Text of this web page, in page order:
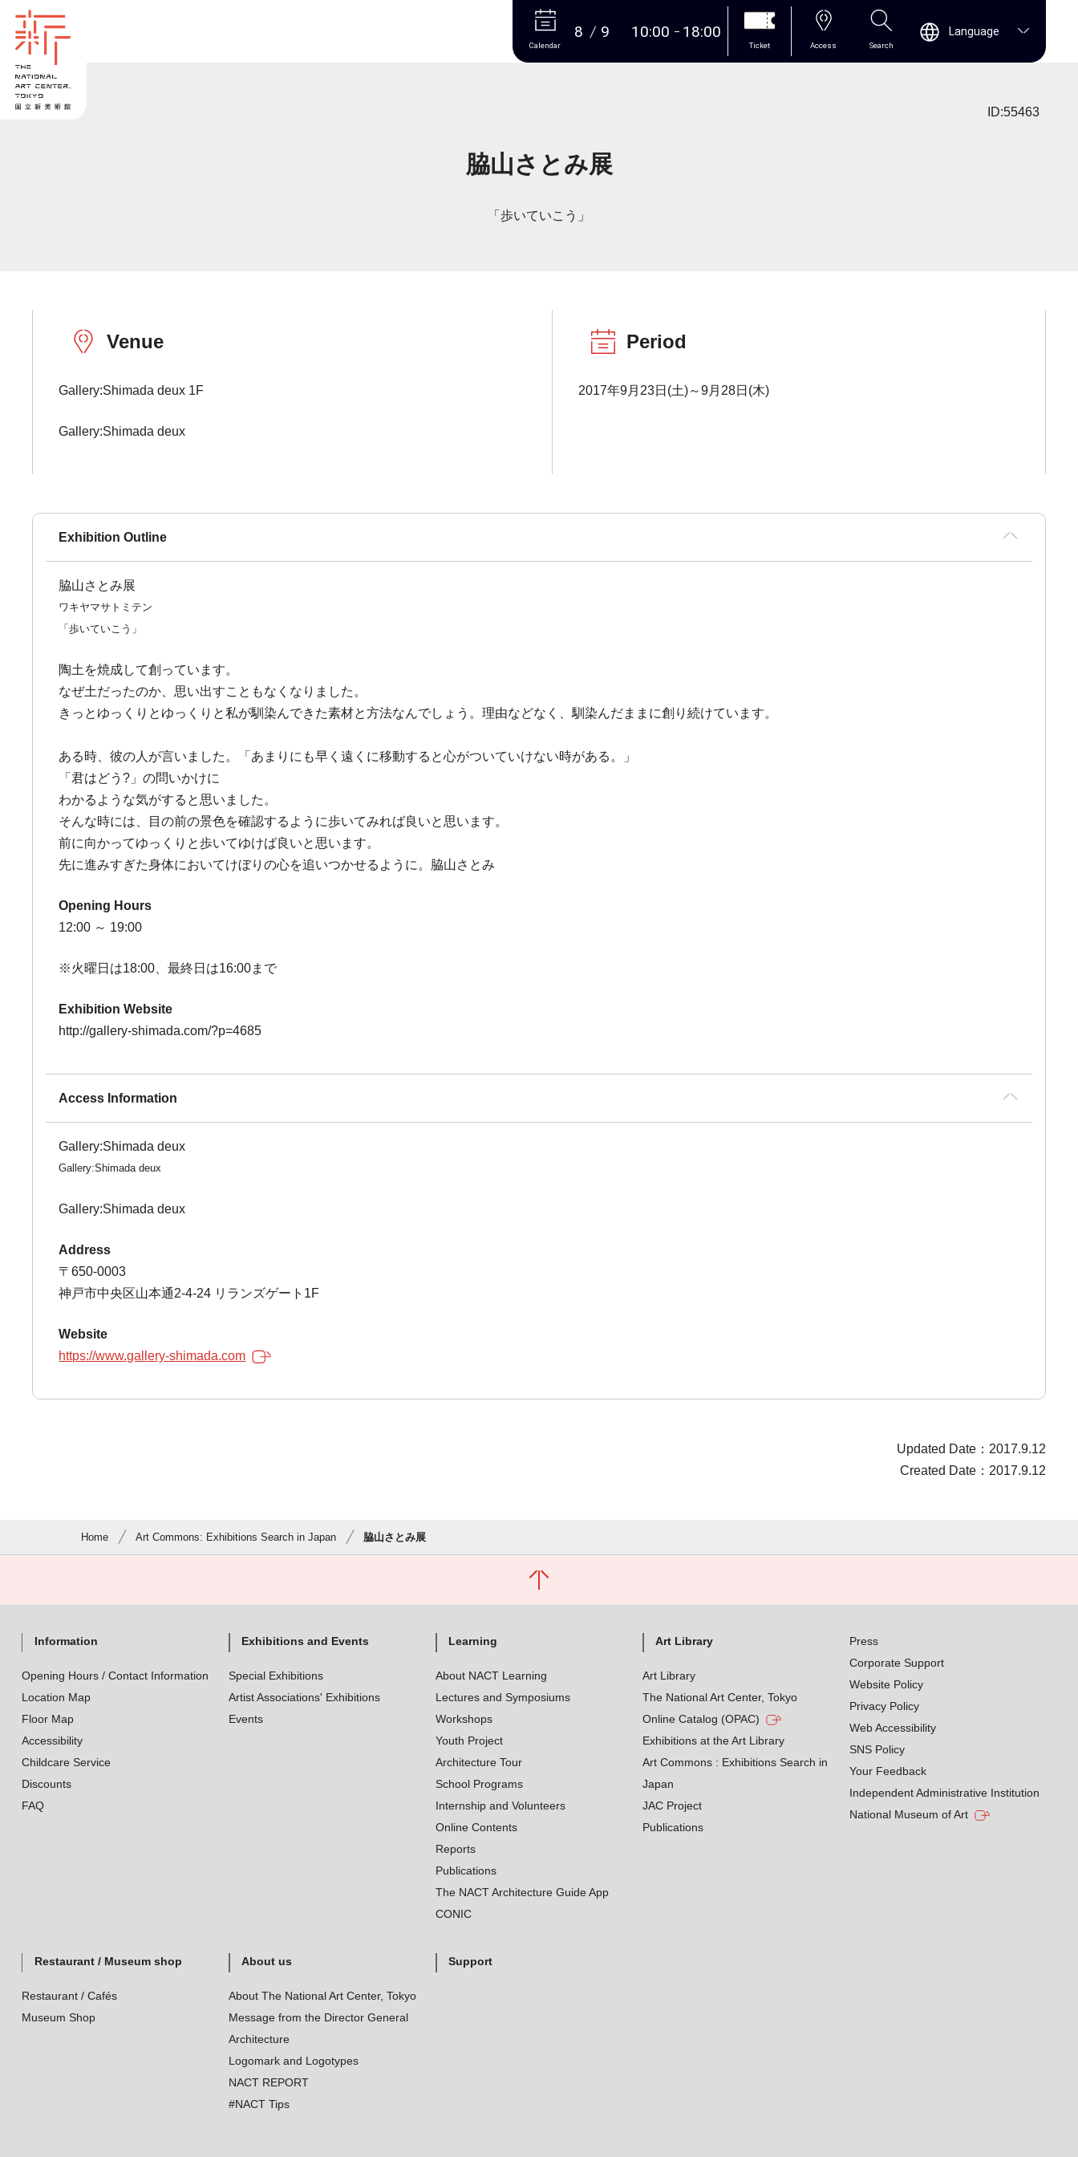
More
Calendar
8 9 10:00 18:00
Ticket Access Search
Language
ID:55463
脇山さとみ展
「歩いていこう」
Venue
Gallery:Shimada deux 1F
Gallery:Shimada deux
Period
2017年9月23日(土)～9月28日(木)
Exhibition Outline
脇山さとみ展
ワキヤマサトミテン
「歩いていこう」
陶土を焼成して創っています。
なぜ土だったのか、思い出すこともなくなりました。
きっとゆっくりとゆっくりと私が馴染んできた素材と方法なんでしょう。理由などなく、馴染んだままに創り続けています。
ある時、彼の人が言いました。「あまりにも早く遠くに移動すると心がついていけない時がある。」
「君はどう?」の問いかけに
わかるような気がすると思いました。
そんな時には、目の前の景色を確認するように歩いてみれば良いと思います。
前に向かってゆっくりと歩いてゆけば良いと思います。
先に進みすぎた身体においてけぼりの心を追いつかせるように。脇山さとみ
Opening Hours
12:00 ～ 19:00
※火曜日は18:00、最終日は16:00まで
Exhibition Website
http://gallery-shimada.com/?p=4685
Access Information
Gallery:Shimada deux
Gallery:Shimada deux
Gallery:Shimada deux
Address
〒650-0003
神戸市中央区山本通2-4-24 リランズゲート1F
Website
https://www.gallery-shimada.com
Updated Date：2017.9.12
Created Date：2017.9.12
Home Art Commons: Exhibitions Search in Japan 脇山さとみ展
Information
Opening Hours / Contact Information
Location Map
Floor Map
Accessibility
Childcare Service
Discounts
FAQ
Exhibitions and Events
Special Exhibitions
Artist Associations' Exhibitions
Events
Learning
About NACT Learning
Lectures and Symposiums
Workshops
Youth Project
Architecture Tour
School Programs
Internship and Volunteers
Online Contents
Reports
Publications
The NACT Architecture Guide App
CONIC
Art Library
Art Library
The National Art Center, Tokyo
Online Catalog (OPAC)
Exhibitions at the Art Library
Art Commons : Exhibitions Search in
Japan
JAC Project
Publications
Restaurant / Museum shop
Restaurant / Cafés
Museum Shop
About us
About The National Art Center, Tokyo
Message from the Director General
Architecture
Logomark and Logotypes
NACT REPORT
#NACT Tips
Support
Press
Corporate Support
Website Policy
Privacy Policy
Web Accessibility
SNS Policy
Your Feedback
Independent Administrative Institution
National Museum of Art